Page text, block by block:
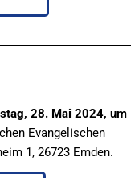
28. Mai 2024, um
Evangelischen
1, 26723 Emden.